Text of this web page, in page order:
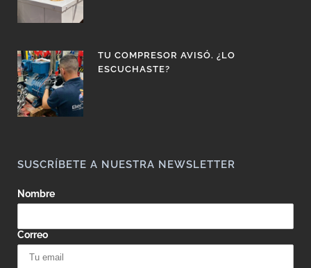
TU COMPRESOR AVISÓ. ¿LO
ESCUCHASTE?
SUSCRÍBETE A NUESTRA NEWSLETTER
Nombre
Correo